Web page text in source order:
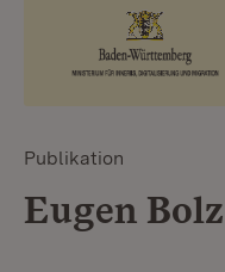
Publikation
Eugen